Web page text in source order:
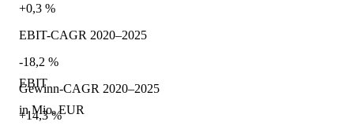
EBIT
in Mio. EUR
+0,3 %
EBIT-CAGR 2020–2025
-18,2 %
Gewinn-CAGR 2020–2025
+14,3 %